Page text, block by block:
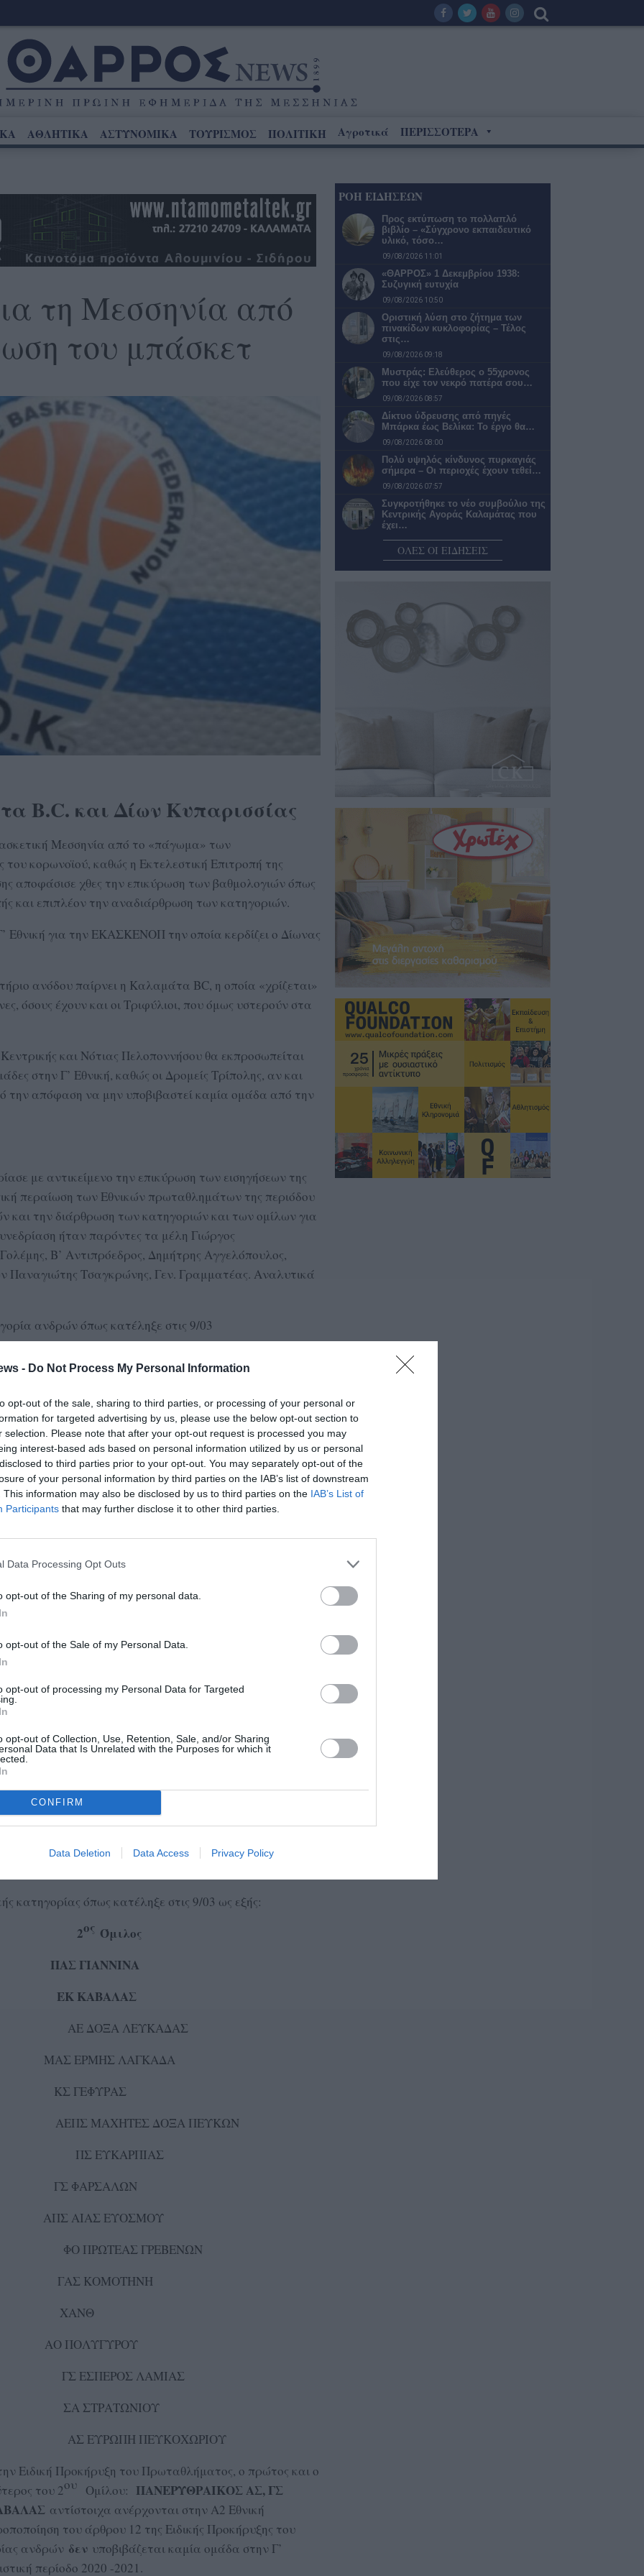
- Do Not Process My Personal Information
opt-out of the sale, sharing to third parties, or processing of your personal or
for targeted advertising by us, please use the below opt-out section to
selection. Please note that after your opt-out request is processed you may
interest-based ads based on personal information utilized by us or personal
to third parties prior to your opt-out. You may separately opt-out of the
of your personal information by third parties on the IAB’s list of downstream
This information may also be disclosed by us to third parties on the IAB’s List of
Participants that may further disclose it to other third parties.
Data Processing Opt Outs
opt-out of the Sharing of my personal data.
opt-out of the Sale of my Personal Data.
opt-out of processing my Personal Data for Targeted
opt-out of Collection, Use, Retention, Sale, and/or Sharing
Data that Is Unrelated with the Purposes for which it
CONFIRM
Data Deletion Data Access Privacy Policy
ΑΘΛΗΤΙΚΑ ΑΣΤΥΝΟΜΙΚΑ ΤΟΥΡΙΣΜΟΣ ΠΟΛΙΤΙΚΗ Αγροτικά ΠΕΡΙΣΣΟΤΕΡΑ
τη Μεσσηνία από
του μπάσκετ
B.C. και Δίων Κυπαρισσίας
Μεσσηνία από το «πάγωμα» των
κορωνοϊού, καθώς η Εκτελεστική Επιτροπή της
αποφάσισε χθες την επικύρωση των βαθμολογιών όπως
και επιπλέον την αναδιάρθρωση των κατηγοριών.
Εθνική για την ΕΚΑΣΚΕΝΟΠ την οποία κερδίζει ο Δίωνας
ανόδου παίρνει η Καλαμάτα BC, η οποία «χρίζεται»
όσους έχουν και οι Τριφύλιοι, που όμως υστερούν στα
και Νότιας Πελοποννήσου θα εκπροσωπείται
στην Γ’ Εθνική, καθώς οι Δρομείς Τρίπολης, αν και
την απόφαση να μην υποβιβαστεί καμία ομάδα από την
με αντικείμενο την επικύρωση των εισηγήσεων της
περαίωση των Εθνικών πρωταθλημάτων της περιόδου
και την διάρθρωση των κατηγοριών και των ομίλων για
ήταν παρόντες τα μέλη Γιώργος
Β’ Αντιπρόεδρος, Δημήτρης Αγγελόπουλος,
Παναγιώτης Τσαγκρώνης, Γεν. Γραμματέας. Αναλυτικά
ανδρών όπως κατέληξε στις 9/03
ΤΡΙΚΟΥΠΗΣ
στην Α1 Εθνική κατηγορία. Σε περίπτωση άρνησης
σε άλλο Σωματείο.
12 της Ειδικής Προκήρυξης του Πρωταθλήματος της Α2
καμία ομάδα στην Β’ Εθνική κατηγορία ανδρών
κατηγορίας όπως κατέληξε στις 9/03 ως εξής:
2ος Όμιλος
ΓΙΑΝΝΙΝΑ
ΕΚ ΚΑΒΑΛΑΣ
ΛΕΥΚΑΔΑΣ
ΕΡΜΗΣ ΛΑΓΚΑΔΑ
ΓΕΦΥΡΑΣ
ΔΟΞΑ ΠΕΥΚΩΝ
ΦΑΡΣΑΛΩΝ
ΑΙΑΣ ΕΥΟΣΜΟΥ
ΓΡΕΒΕΝΩΝ
ΚΟΜΟΤΗΝΗ
ΧΑΝΘ
ΠΟΛΥΓΥΡΟΥ
ΛΑΜΙΑΣ
ΣΤΡΑΤΩΝΙΟΥ
ΠΕΥΚΟΧΩΡΙΟΥ
Ειδική Προκήρυξη του Πρωταθλήματος, ο πρώτος και ο
του 2ου Ομίλου: ΠΑΝΕΡΥΘΡΑΙΚΟΣ ΑΣ, ΓΣ
αντίστοιχα ανέρχονται στην Α2 Εθνική
του άρθρου 12 της Ειδικής Προκήρυξης του
ανδρών δεν υποβιβάζεται καμία ομάδα στην Γ’
περίοδο 2020 -2021.
ΡΟΗ ΕΙΔΗΣΕΩΝ
Προς εκτύπωση το πολλαπλό
βιβλίο – «Σύγχρονο εκπαιδευτικό
υλικό, τόσο…
09/08/2026 11:01
«ΘΑΡΡΟΣ» 1 Δεκεμβρίου 1938:
Συζυγική ευτυχία
09/08/2026 10:50
Οριστική λύση στο ζήτημα των
πινακίδων κυκλοφορίας – Τέλος
στις…
09/08/2026 09:18
Μυστράς: Ελεύθερος ο 55χρονος
που είχε τον νεκρό πατέρα σου…
09/08/2026 08:57
Δίκτυο ύδρευσης από πηγές
Μπάρκα έως Βελίκα: Το έργο θα…
09/08/2026 08:00
Πολύ υψηλός κίνδυνος πυρκαγιάς
σήμερα – Οι περιοχές έχουν τεθεί…
09/08/2026 07:57
Συγκροτήθηκε το νέο συμβούλιο της
Κεντρικής Αγοράς Καλαμάτας που
έχει…
09/08/2026 07:38
Μπήκε σε ηλικία που βγάζει ζημιές
το Μέγαρο Χορού Καλαμάτας
Ο καιρός αύριο Κυριακή στην
Καλαμάτα
08/08/2026 20:06
ΟΛΕΣ ΟΙ ΕΙΔΗΣΕΙΣ